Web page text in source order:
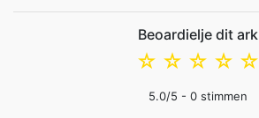
Beoardielje dit ark
☆
☆
☆
☆
☆
5.0/5 - 0 stimmen